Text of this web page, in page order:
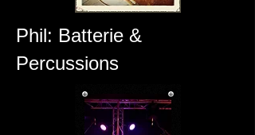
Phil: Batterie &
Percussions